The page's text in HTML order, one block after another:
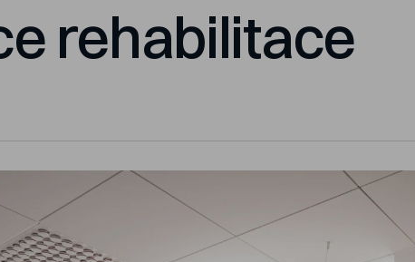
rehabilitace